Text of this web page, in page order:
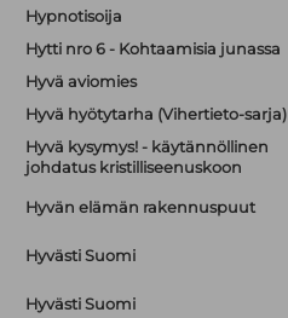
Hypnotisoija
Hytti nro 6 - Kohtaamisia junassa
Hyvä aviomies
Hyvä hyötytarha (Vihertieto-sarja)
Hyvä kysymys! - käytännöllinen
johdatus kristilliseenuskoon
Hyvän elämän rakennuspuut
Hyvästi Suomi
Hyvästi Suomi